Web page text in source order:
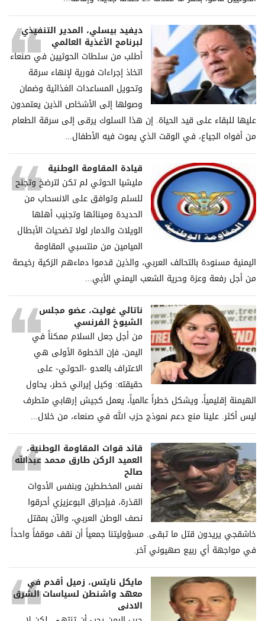
ديفيد بيسلي، المدير التنفيذي
لبرنامج الأغذية العالمي
أطلب من سلطات الحوثيين في صنعاء
اتخاذ إجراءات فورية لإنهاء سرقة
وتحويل المساعدات الغذائية وضمان
وصولها إلى الأشخاص الذين يعتمدون
عليها للبقاء على قيد الحياة. إن هذا السلوك يرقى إلى سرقة الطعام
من أفواه الجياع، في الوقت الذي يموت فيه الأطفال...
قيادة المقاومة الوطنية
مليشيا الحوثي لم تكن لترضخ وتجنح
للسلم وتوافق على الانسحاب من
الحديدة ومينائها وتجنيب أهلها
الويلات والدمار لولا تضحيات الأبطال
الميامين من منتسبي المقاومة
اليمنية مسنودة بالتحالف العربي، والذين قدموا دماءهم الزكية رخيصة
من أجل رفعة وعزة وحرية الشعب اليمني الأبي...
ناتالي غوليت، عضو مجلس
الشيوخ الفرنسي
من أجل جعل السلام ممكناً في
اليمن، فإن الخطوة الأولى هي
الاعتراف بالعدو -الحوثي- على
حقيقته: وكيل إيراني خطر، يحاول
الهيمنة إقليمياً، ويشكل خطراً عالمياً، يعمل كجيش إرهابي متطرف
ليس أكثر. علينا منع دعم نموذج حزب الله في صنعاء، من خلال...
قائد قوات المقاومة الوطنية،
العميد الركن طارق محمد عبدالله
صالح
نفس المخططين وبنفس الأدوات
القذرة، فبإحراق البوعزيزي أحرقوا
نصف الوطن العربي، والآن بمقتل
خاشقجي يريدون قتل ما تبقى. مسؤوليتنا جمعياً أن نقف موقفاً واحداً
في مواجهة أي ربيع صهيوني آخر.
مايكل نايتس، زميل أقدم في
معهد واشنطن لسياسات الشرق
الادنى